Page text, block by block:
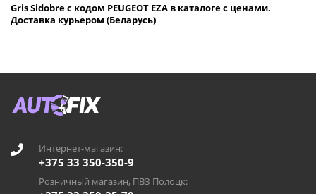
Gris Sidobre с кодом PEUGEOT EZA в каталоге с ценами.
Доставка курьером (Беларусь)
Интернет-магазин:
+375 33 350-350-9
Розничный магазин, ПВЗ Полоцк: